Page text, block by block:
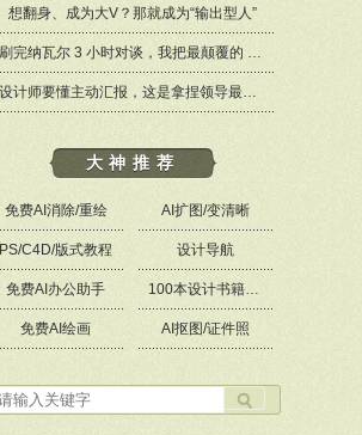
想翻身、成为大V？那就成为“输出型人”
刷完纳瓦尔 3 小时对谈，我把最颠覆的 8 个观点整理成笔记，这些思维也适用于设计师
设计师要懂主动汇报，这是拿捏领导最好的方式
大神推荐
免费AI消除/重绘 AI扩图/变清晰
PS/C4D/版式教程 设计导航
免费AI办公助手 100本设计书籍PDF
免费AI绘画 AI抠图/证件照